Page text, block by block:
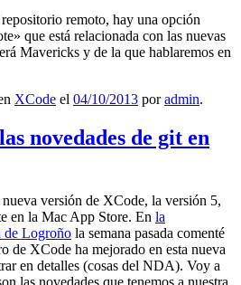
remoto, hay una opción
que está relacionada con las nuevas
Mavericks y de la que hablaremos en
XCode el 04/10/2013 poradmin.
novedades de git en
versión de XCode, la versión 5,
en la Mac App Store. En la
de Logroño la semana pasada comenté
de XCode ha mejorado en esta nueva
en detalles (cosas del NDA). Voy a
las novedades que tenemos a nuestra